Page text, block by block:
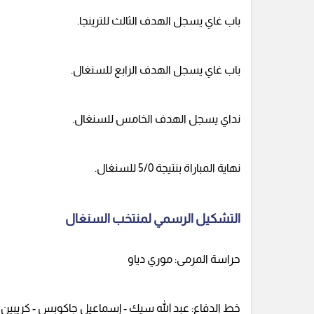
باب غاي يسجل الهدف الثالث للترينجا.
باب غاي يسجل الهدف الرابع للسنغال.
نداي يسجل الهدف الخامس للسنغال.
نهاية المباراة بنتيجة 5/0 للسنغال.
التشكيل الرسمي لمنتخب السنغال
حراسة المرمى: موري دياو
خط الدفاع: عبد الله سيك - إسماعيل جاكوبس - كريبين